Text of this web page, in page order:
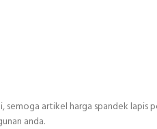
semoga artikel harga spandek
anda.